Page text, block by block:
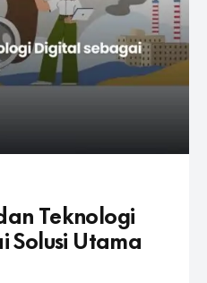
Teknologi
Solusi Utama